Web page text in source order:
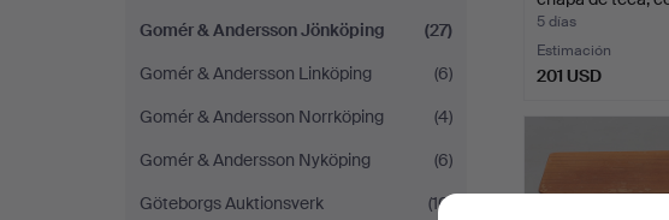
Gomér & Andersson Jönköping
(27)
Gomér & Andersson Linköping
(6)
Gomér & Andersson Norrköping
(4)
Gomér & Andersson Nyköping
(6)
Göteborgs Auktionsverk
(10)
5 días
Estimación
201 USD